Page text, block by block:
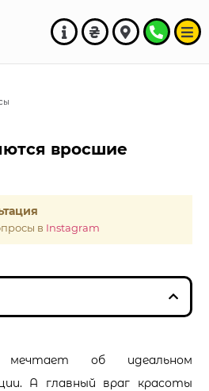
вросшие
в Instagram
об идеальном
А главный враг красоты